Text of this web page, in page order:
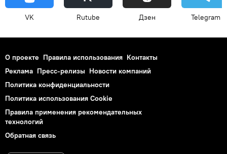
VK Rutube Дзен Telegram
О проекте Правила использования Контакты
Реклама Пресс-релизы Новости компаний
Политика конфиденциальности
Политика использования Cookie
Правила применения рекомендательных
технологий
Обратная связь